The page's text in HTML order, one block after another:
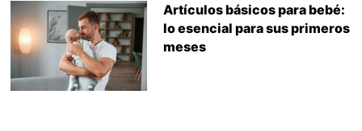
Artículos básicos para bebé:
lo esencial para sus primeros
meses